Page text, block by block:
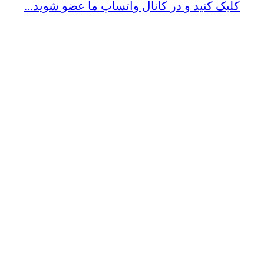
کلیک کنید و در کانال واتساپ ما عضو شوید...